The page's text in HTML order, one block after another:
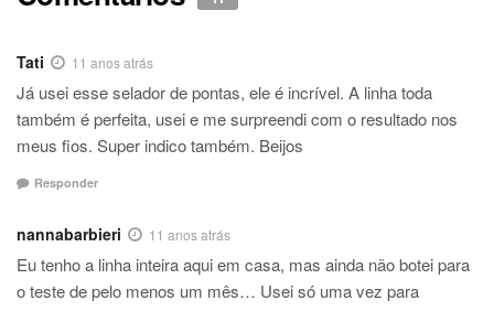
Tati 11 anos atrás
Já usei esse selador de pontas, ele é incrível. A linha toda
também é perfeita, usei e me surpreendi com o resultado nos
meus fios. Super indico também. Beijos
Responder
nannabarbieri 11 anos atrás
Eu tenho a linha inteira aqui em casa, mas ainda não botei para
o teste de pelo menos um mês… Usei só uma vez para